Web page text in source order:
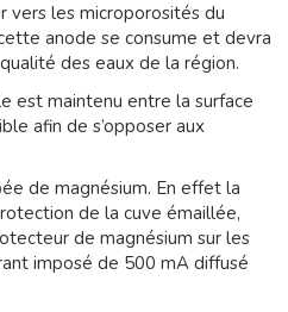
vers les microporosités du
anode se consume et devra
des eaux de la région.
est maintenu entre la surface
afin de s’opposer aux
de magnésium. En effet la
de la cuve émaillée,
de magnésium sur les
imposé de 500 mA diffusé